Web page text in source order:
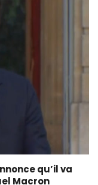
qu’il va
Macron